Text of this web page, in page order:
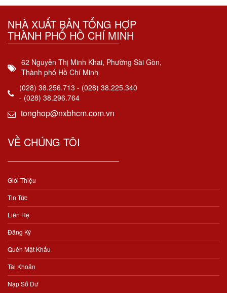
NHÀ XUẤT BẢN TỔNG HỢP
THÀNH PHỐ HỒ CHÍ MINH
62 Nguyễn Thị Minh Khai, Phường Sài Gòn,
Thành phố Hồ Chí Minh
(028) 38.256.713 - (028) 38.225.340
- (028) 38.296.764
tonghop@nxbhcm.com.vn
VỀ CHÚNG TÔI
Giới Thiệu
Tin Tức
Liên Hệ
Đăng Ký
Quên Mật Khẩu
Tài Khoản
Nạp Số Dư